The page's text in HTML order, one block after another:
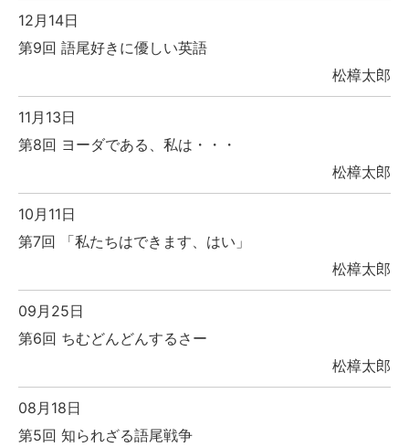
12月14日
第9回 語尾好きに優しい英語
松樟太郎
11月13日
第8回 ヨーダである、私は・・・
松樟太郎
10月11日
第7回 「私たちはできます、はい」
松樟太郎
09月25日
第6回 ちむどんどんするさー
松樟太郎
08月18日
第5回 知られざる語尾戦争